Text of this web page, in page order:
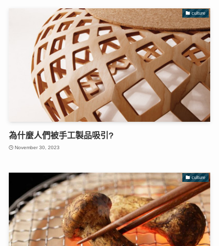
culture
為什麼人們被手工製品吸引?
November 30, 2023
culture